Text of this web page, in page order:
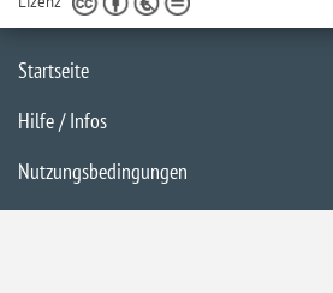
Startseite
Hilfe / Infos
Nutzungsbedingungen